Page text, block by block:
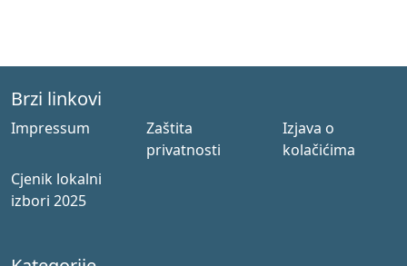
Brzi linkovi
Impressum
Zaštita
privatnosti
Izjava o
kolačićima
Cjenik lokalni
izbori 2025